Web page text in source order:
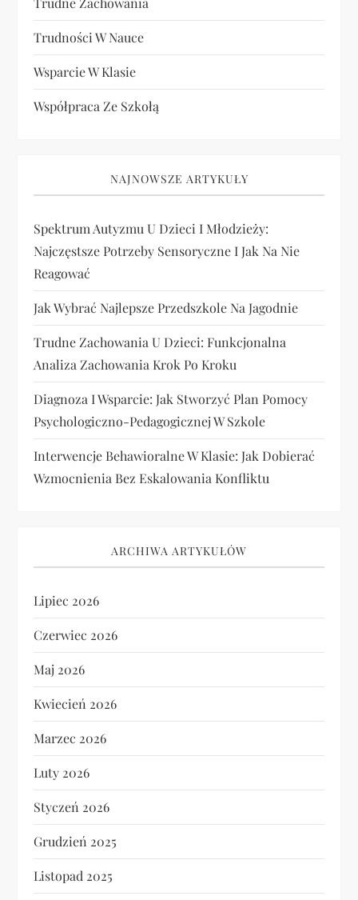
Trudności W Nauce
Wsparcie W Klasie
Współpraca Ze Szkołą
NAJNOWSZE ARTYKUŁY
Spektrum Autyzmu U Dzieci I Młodzieży:
Najczęstsze Potrzeby Sensoryczne I Jak Na Nie
Reagować
Jak Wybrać Najlepsze Przedszkole Na Jagodnie
Trudne Zachowania U Dzieci: Funkcjonalna
Analiza Zachowania Krok Po Kroku
Diagnoza I Wsparcie: Jak Stworzyć Plan Pomocy
Psychologiczno-Pedagogicznej W Szkole
Interwencje Behawioralne W Klasie: Jak Dobierać
Wzmocnienia Bez Eskalowania Konfliktu
ARCHIWA ARTYKUŁÓW
Lipiec 2026
Czerwiec 2026
Maj 2026
Kwiecień 2026
Marzec 2026
Luty 2026
Styczeń 2026
Grudzień 2025
Listopad 2025